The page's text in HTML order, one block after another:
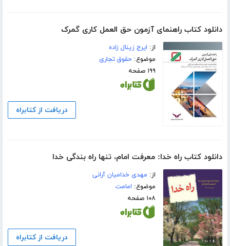
دانلود کتاب راهنمای آزمون حق العمل کاری گمرک
از: ایرج زینال زاده
موضوع:حقوق تجاری
۱۹۹ صفحه
دریافت از کتابراه
دانلود کتاب راه خدا: معرفت امام، تنها راه بندگی خدا
از: مهدی خدامیان آرانی
موضوع: امامت
۱۰۸ صفحه
دریافت از کتابراه